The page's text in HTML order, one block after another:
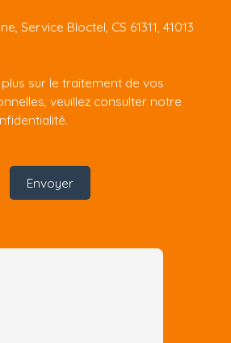
Service Bloctel, CS 61311, 41013
sur le traitement de vos
veuillez consulter notre
.
Envoyer